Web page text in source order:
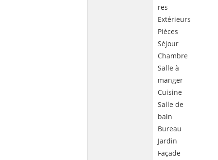
res
Extérieurs
Pièces
Séjour
Chambre
Salle à
manger
Cuisine
Salle de
bain
Bureau
Jardin
Façade